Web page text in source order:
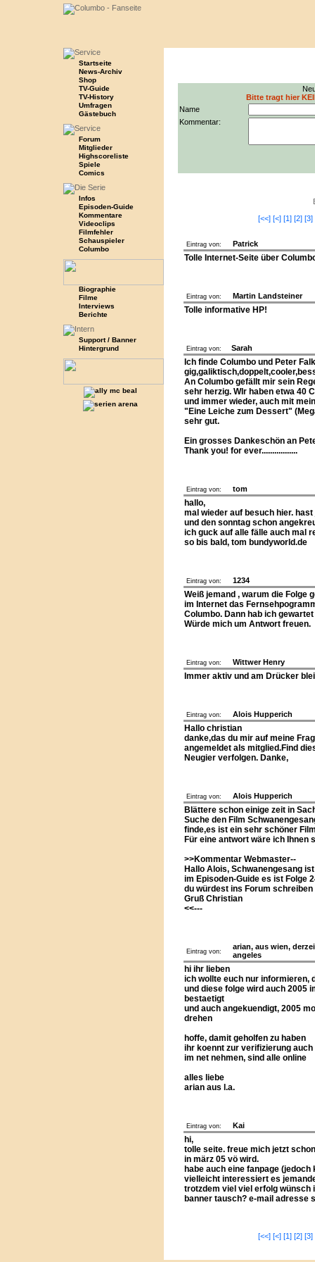
Startseite
News-Archiv
Shop
TV-Guide
TV-History
Umfragen
Gästebuch
Forum
Mitglieder
Highscoreliste
Spiele
Comics
Infos
Episoden-Guide
Kommentare
Videoclips
Filmfehler
Schauspieler
Columbo
Biographie
Filme
Interviews
Berichte
Support / Banner
Hintergrund
Bitte tragt hier
Name
Kommentar:
[<<] [<] [1] [2] [3]
Eintrag von: Patrick
Tolle Internet-Seite über
Eintrag von: Martin Landsteiner
Tolle informative HP!
Eintrag von: Sarah
Ich finde Columbo und Peter
An Columbo gefällt mir sein
sehr herzig. WIr haben etwa 40
und immer wieder, auch mit
"Eine Leiche zum Dessert"
sehr gut.
Ein grosses Dankeschön an
Thank you! for ever.................
Eintrag von: tom
hallo,
mal wieder auf besuch hier.
und den sonntag schon
ich guck auf alle fälle auch mal
so bis bald, tom bundyworld.de
Eintrag von: 1234
Weiß jemand , warum die Folge
im Internet das
Columbo. Dann hab ich
Würde mich um Antwort freuen.
Eintrag von: Wittwer Henry
Immer aktiv und am Drücker
Eintrag von: Alois Hupperich
Hallo christian
danke,das du mir auf meine
angemeldet als mitglied.Find
Neugier verfolgen. Danke,
Eintrag von: Alois Hupperich
Blättere schon einige zeit in
Suche den Film
finde,es ist ein sehr schöner
Für eine antwort wäre ich Ihnen
>>Kommentar Webmaster--
Hallo Alois, Schwanengesang
im Episoden-Guide es ist Folge
du würdest ins Forum
Gruß Christian
<<---
Eintrag von:
arian, aus wien,
angeles
hi ihr lieben
ich wollte euch nur informieren,
und diese folge wird auch 2005
bestaetigt
und auch angekuendigt, 2005
drehen
hoffe, damit geholfen zu haben
ihr koennt zur verifizierung
im net nehmen, sind alle online
alles liebe
arian aus l.a.
Eintrag von: Kai
hi,
tolle seite. freue mich jetzt
in märz 05 vö wird.
habe auch eine fanpage
vielleicht interessiert es
trotzdem viel viel erfolg wünsch
banner tausch? e-mail adresse
[<<] [<] [1] [2] [3]